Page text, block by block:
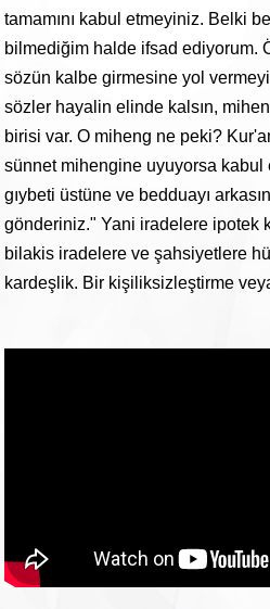
tamamını kabul etmeyiniz. Belki
bilmediğim halde ifsad ediyorum.
sözün kalbe girmesine yol
sözler hayalin elinde kalsın,
birisi var. O miheng ne peki?
sünnet mihengine uyuyorsa
gıybeti üstüne ve bedduayı
gönderiniz." Yani iradelere ipotek
bilakis iradelere ve şahsiyetlere
kardeşlik. Bir kişiliksizleştirme